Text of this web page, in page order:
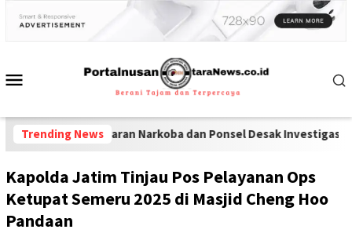
Trending NewsNarkoba dan Ponsel Desak Investigasi Menyeluruh
Kapolda Jatim Tinjau Pos Pelayanan Ops
Ketupat Semeru 2025 di Masjid Cheng Hoo
Pandaan